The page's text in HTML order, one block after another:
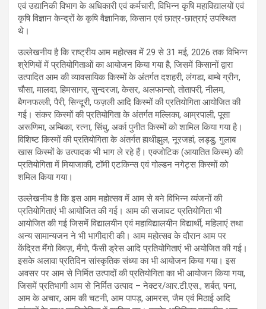
एवं उद्यानिकी विभाग के अधिकारी एवं कर्मचारी, विभिन्न कृषि महाविद्यालयों एवं
कृषि विज्ञान केन्द्रों के कृषि वैज्ञानिक, किसान एवं छात्र-छात्राएं उपस्थित
थे।
उल्लेखनीय है कि राष्ट्रीय आम महोत्सव में 29 से 31 मई, 2026 तक विभिन्न
श्रेणियों में प्रतियोगिताओं का आयोजन किया गया है, जिसमें किसानों द्वारा
उत्पादित आम की व्यावसायिक किस्मों के अंतर्गत दशहरी, लंगडा, बाम्बे ग्रीन,
चौसा, मालदा, हिमसागर, सुन्दरजा, केसर, अलफान्सो, तोतापरी, नीलम,
बैगनफल्ली, पैरी, सिन्दूरी, फज़ली आदि किस्मों की प्रतियोगिता आयोजित की
गई। संकर किस्मों की प्रतियोगिता के अंतर्गत मल्लिका, आम्रपाली, पूसा
अरूणिमा, अम्बिका, रत्ना, सिंधु, अर्का पुनीत किस्मों को शामिल किया गया है।
विशिष्ट किस्मों की प्रतियोगिता के अंतर्गत हाथीझुल, नूरजहां, लड्डु, गुलाब
खास किस्मों के उत्पादक भी भाग ले रहे हैं। एक्जोटिक (आयातित किस्म) की
प्रतियोगिता में मियाजाकी, टॉमी एटकिन्स एवं गोल्डन नगेट्स किस्मों को
शमिल किया गया।
उल्लेखनीय है कि इस आम महोत्सव में आम से बने विभिन्न व्यंजनों की
प्रतियोगिताएं भी आयोजित की गई। आम की सजावट प्रतियोगिता भी
आयोजित की गई जिसमें विद्यालयीन एवं महाविद्यालयीन विद्यार्थी, महिलाएं तथा
अन्य सामान्यजन ने भी भागीदारी की। आम महोत्सव के दौरान आम पर
केंद्रित मैंगो क्विज़, मैंगो, फैंसी ड्रेस आदि प्रतियोगिताएं भी अयोजित की गई।
इसके अलावा प्रतिदिन सांस्कृतिक संध्या का भी आयोजन किया गया। इस
अवसर पर आम से निर्मित उत्पादों की प्रतियोगिता का भी आयोजन किया गया,
जिसमें प्रतिभागी आम से निर्मित उत्पाद – नेक्टर/आर.टी.एस., शर्बत, पना,
आम के अचार, आम की चटनी, आम पापड़, आमरस, जैम एवं मिठाई आदि